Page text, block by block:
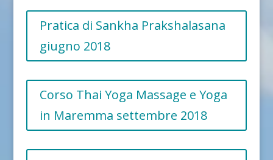
Pratica di Sankha Prakshalasana
giugno 2018
Corso Thai Yoga Massage e Yoga
in Maremma settembre 2018